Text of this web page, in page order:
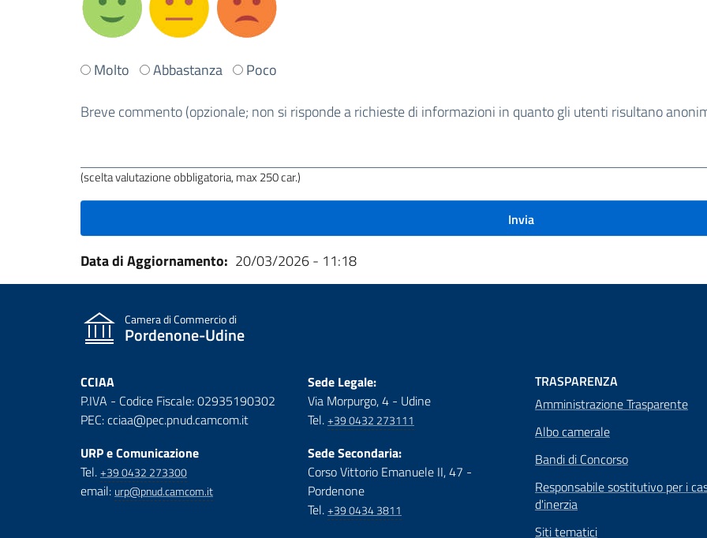
Ti
stata
pagina?
Molto Abbastanza
Poco
Breve commento (opzionale; non si risponde a richieste di informazioni in quanto gli utenti risultano
(scelta valutazione obbligatoria, max 250 car.)
Data di Aggiornamento 20/03/2026 - 11:18
Camera di Commercio di
Pordenone-Udine
CCIAA
P.IVA - Codice Fiscale: 02935190302
PEC: cciaa@pec.pnud.camcom.it
URP e Comunicazione
Tel.+39 0432 273300
email: urp@pnud.camcom.it
Sede Legale:
Via Morpurgo, 4 - Udine
Tel.+39 0432 273111
Sede Secondaria:
Corso Vittorio Emanuele II, 47 -
Pordenone
Tel.+39 0434 3811
TRASPARENZA
Amministrazione Trasparente
Albo camerale
Bandi di Concorso
Responsabile sostitutivo per i
d'inerzia
Siti tematici